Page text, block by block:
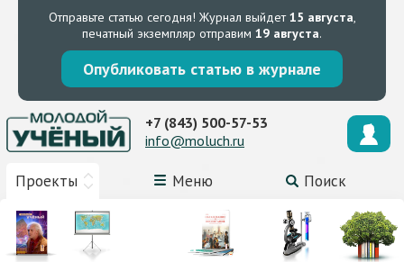
Отправьте статью сегодня! Журнал выйдет15 августа,
печатный экземпляр отправим 19 августа.
Опубликовать статью в журнале
Проекты Меню Поиск
+7 (843) 500-57-53
info@moluch.ru